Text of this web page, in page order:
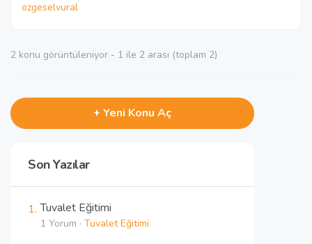
ozgeselvural
2 konu görüntüleniyor - 1 ile 2 arası (toplam 2)
+ Yeni Konu Aç
Son Yazılar
Tuvalet Eğitimi
1 Yorum · Tuvalet Eğitimi